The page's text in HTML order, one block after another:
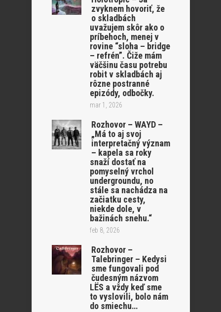
zvyknem hovoriť, že
o skladbách
uvažujem skôr ako o
príbehoch, menej v
rovine “sloha – bridge
– refrén”. Čiže mám
väčšinu času potrebu
robit v skladbách aj
rôzne postranné
epizódy, odbočky.
mar 1, 2026
Rozhovor – WAYD –
„Má to aj svoj
interpretačný význam
– kapela sa roky
snaží dostať na
pomyselný vrchol
undergroundu, no
stále sa nachádza na
začiatku cesty,
niekde dole, v
bažinách snehu.“
feb 8, 2026
Rozhovor –
Talebringer – Kedysi
sme fungovali pod
čudesným názvom
LËS a vždy keď sme
to vyslovili, bolo nám
do smiechu…